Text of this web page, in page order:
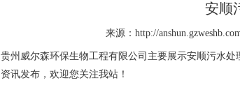
安顺
来源：http://
贵州威尔森环保生物工程有限公司主要展示安顺污水处
资讯发布，欢迎您关注我站！